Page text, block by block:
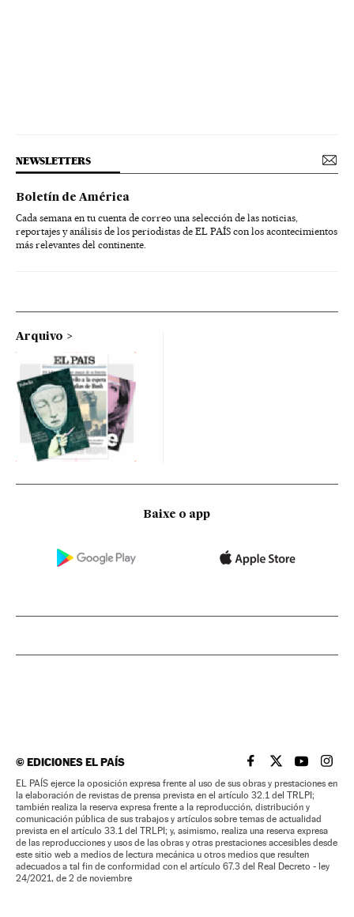
NEWSLETTERS
Boletín de América
Cada semana en tu cuenta de correo una selección de las noticias,
reportajes y análisis de los periodistas de EL PAÍS con los acontecimientos
más relevantes del continente.
Arquivo
Baixe o app
©EDICIONES EL PAÍS EL PAÍS BRASIL EN
EL PAÍSEL PAÍS
EL
EL PAÍS ejerce la oposición expresa frente al uso de sus obras y prestaciones en
la elaboración de revistas de prensa prevista en el artículo 32.1 del TRLPI;
también realiza la reserva expresa frente a la reproducción, distribución y
comunicación pública de sus trabajos y artículos sobre temas de actualidad
prevista en el artículo 33.1 del TRLPI; y, asimismo, realiza una reserva expresa
de las reproducciones y usos de las obras y otras prestaciones accesibles desde
este sitio web a medios de lectura mecánica u otros medios que resulten
adecuados a tal fin de conformidad con el artículo 67.3 del Real Decreto - ley
24/2021, de 2 de noviembre